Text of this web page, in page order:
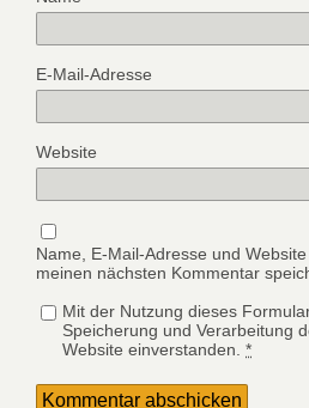
E-Mail-Adresse
Website
Name, E-Mail-Adresse und
meinen nächsten Kommentar
Mit der Nutzung dieses
Speicherung und Verarbeitung
Website einverstanden. *